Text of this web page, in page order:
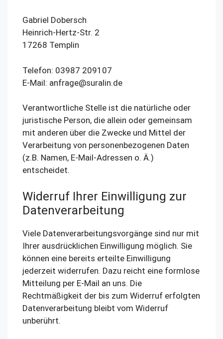
Gabriel Dobersch
Heinrich-Hertz-Str. 2
17268 Templin
Telefon: 03987 209107
E-Mail: anfrage@suralin.de
Verantwortliche Stelle ist die natürliche oder
juristische Person, die allein oder gemeinsam
mit anderen über die Zwecke und Mittel der
Verarbeitung von personenbezogenen Daten
(z.B. Namen, E-Mail-Adressen o. Ä.)
entscheidet.
Widerruf Ihrer Einwilligung zur
Datenverarbeitung
Viele Datenverarbeitungsvorgänge sind nur mit
Ihrer ausdrücklichen Einwilligung möglich. Sie
können eine bereits erteilte Einwilligung
jederzeit widerrufen. Dazu reicht eine formlose
Mitteilung per E-Mail an uns. Die
Rechtmäßigkeit der bis zum Widerruf erfolgten
Datenverarbeitung bleibt vom Widerruf
unberührt.